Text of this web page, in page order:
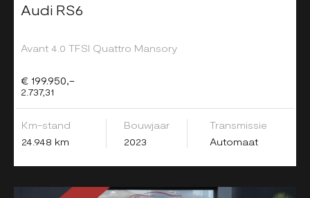
Audi RS6
Avant 4.0 TFSI Quattro Mansory
€ 199.950,-
2.737,31
Km-stand
24.948 km
Bouwjaar
2023
Transmissie
Automaat